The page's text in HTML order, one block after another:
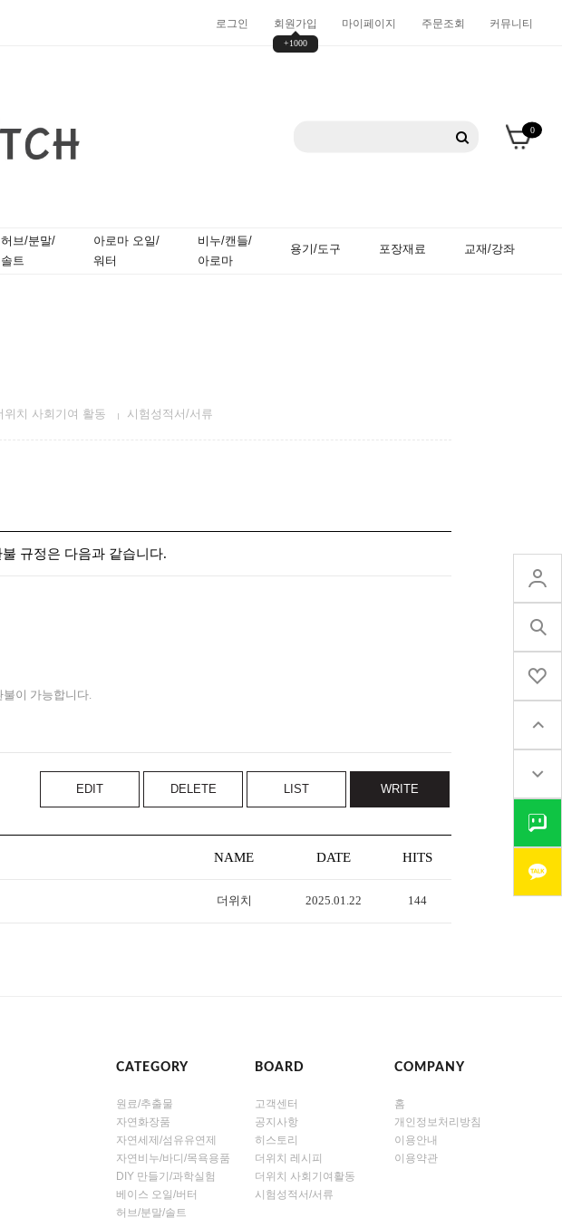
로그인 회원가입
+1000
마이페이지 주문조회 커뮤니티
0
허브/분말/
솔트
아로마 오일/
워터
비누/캔들/
아로마
용기/도구 포장재료 교재/강좌
위치 사회기여 활동 시험성적서/서류
규정은 다음과 같습니다.
이 가능합니다.
EDIT DELETE LIST WRITE
NAME DATE HITS
더위치 2025.01.22 144
CATEGORY
원료/추출물
자연화장품
자연세제/섬유유연제
자연비누/바디/목욕용품
DIY 만들기/과학실험
베이스 오일/버터
허브/분말/솔트
BOARD
고객센터
공지사항
히스토리
더위치 레시피
더위치 사회기여활동
시험성적서/서류
COMPANY
홈
개인정보처리방침
이용안내
이용약관